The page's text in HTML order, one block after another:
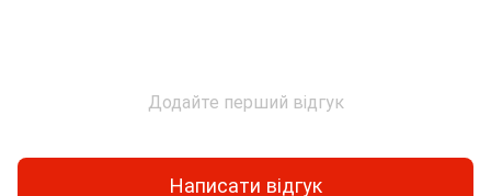
Додайте перший відгук
Написати відгук